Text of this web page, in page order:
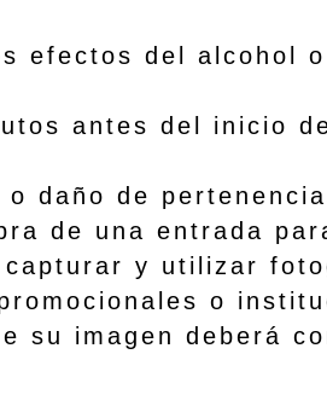
del alcohol o
antes del inicio
de
una entrada
y utilizar
o
su imagen deberá